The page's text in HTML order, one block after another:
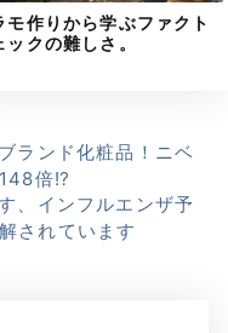
モ作りから学ぶファクト
ックの難しさ。
ランド化粧品！ニベ
倍⁉
、インフルエンザ予
されています